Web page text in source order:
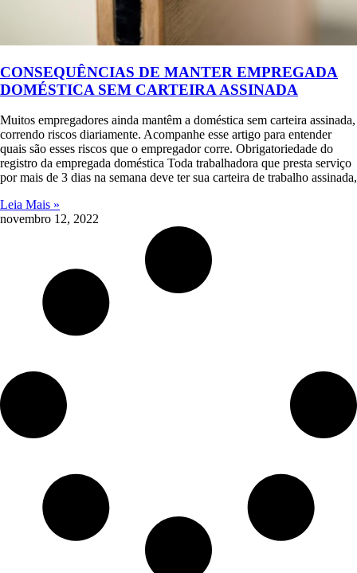
CONSEQUÊNCIAS DE MANTER EMPREGADA
DOMÉSTICA SEM CARTEIRA ASSINADA
Muitos empregadores ainda mantêm a doméstica sem carteira assinada,
correndo riscos diariamente. Acompanhe esse artigo para entender
quais são esses riscos que o empregador corre. Obrigatoriedade do
registro da empregada doméstica Toda trabalhadora que presta serviço
por mais de 3 dias na semana deve ter sua carteira de trabalho assinada,
Leia Mais »
novembro 12, 2022